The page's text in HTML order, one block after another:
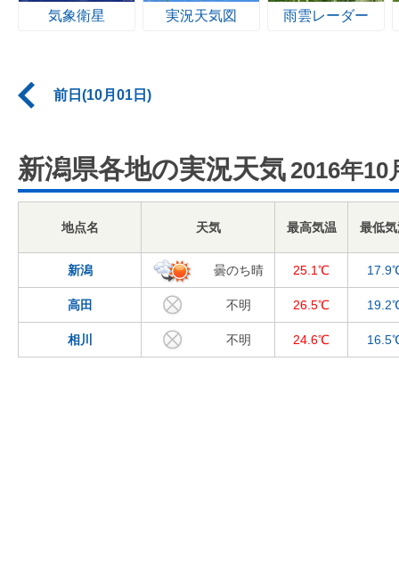
気象衛星 実況天気図 雨雲レーダー
前日(10月01日)
新潟県各地の実況天気 2016年10
地点名 天気 最高気温 最低
新潟 曇のち晴 25.1℃
高田 不明 26.5℃
相川 不明 24.6℃